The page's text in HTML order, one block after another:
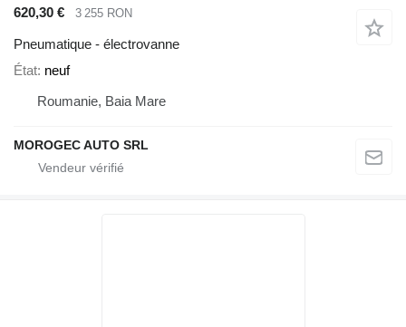
620,30 € 3 255 RON
Pneumatique - électrovanne
État neuf
Roumanie, Baia Mare
MOROGEC AUTO SRL